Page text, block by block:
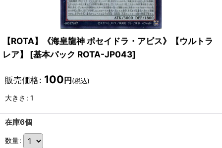
【ROTA】《海皇龍神 ポセイドラ・アビス》【ウルトラ
レア】
[基本パック ROTA-JP043]
販売価格: 100 円 (税込)
大きさ : 1
在庫6個
数量: